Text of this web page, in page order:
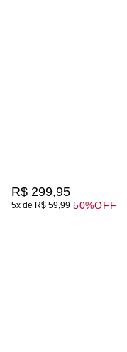
R$ 299,95
5 R$ 59,99 50%OFF